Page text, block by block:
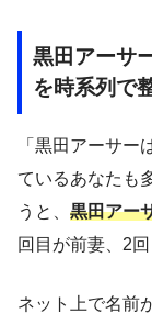
黒田アーサ
を時系列で
「黒田アーサー
ているあなたも
うと、 黒田アー
回目が前妻、2
ネット上で名前